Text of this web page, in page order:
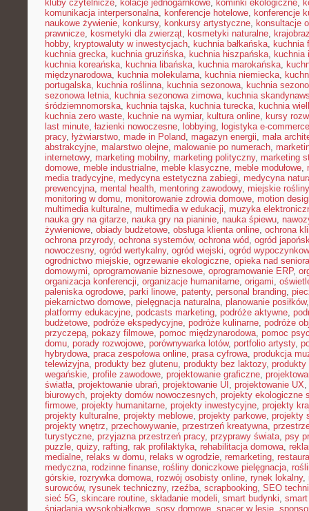
kluby czytelnicze, kolacje jednogarnkowe, kominki ekologiczne,
komunikacja interpersonalna, konferencje hotelowe, konferencje
naukowe żywienie, konkursy, konkursy artystyczne, konsultacje
prawnicze, kosmetyki dla zwierząt, kosmetyki naturalne,
hobby, kryptowaluty w inwestycjach, kuchnia bałkańska, kuchnia
kuchnia grecka, kuchnia gruzińska, kuchnia hiszpańska, kuchnia
kuchnia koreańska, kuchnia libańska, kuchnia marokańska,
międzynarodowa, kuchnia molekularna, kuchnia niemiecka,
portugalska, kuchnia roślinna, kuchnia sezonowa, kuchnia
sezonowa letnia, kuchnia sezonowa zimowa, kuchnia
śródziemnomorska, kuchnia tajska, kuchnia turecka, kuchnia
kuchnia zero waste, kuchnie na wymiar, kultura online, kursy
last minute, łazienki nowoczesne, lobbying, logistyka e-commerce
pracy, łyżwiarstwo, made in Poland, magazyn energii, mała
abstrakcyjne, malarstwo olejne, malowanie po numerach,
internetowy, marketing mobilny, marketing polityczny, marketing
domowe, meble industrialne, meble klasyczne, meble modułowe,
media tradycyjne, medycyna estetyczna zabiegi, medycyna
prewencyjna, mental health, mentoring zawodowy, miejskie rośliny
monitoring w domu, monitorowanie zdrowia domowe, motion
multimedia kulturalne, multimedia w edukacji, muzyka
nauka gry na gitarze, nauka gry na pianinie, nauka śpiewu,
żywieniowe, obiady budżetowe, obsługa klienta online, ochrona
ochrona przyrody, ochrona systemów, ochrona wód, ogród
nowoczesny, ogród wertykalny, ogród wiejski, ogród
ogrodnictwo miejskie, ogrzewanie ekologiczne, opieka nad
domowymi, oprogramowanie biznesowe, oprogramowanie ERP,
organizacja konferencji, organizacje humanitarne, origami,
paleniska ogrodowe, parki linowe, patenty, personal branding,
piekarnictwo domowe, pielęgnacja naturalna, planowanie posiłków
platformy edukacyjne, podcasts marketing, podróże aktywne,
budżetowe, podróże ekspedycyjne, podróże kulinarne, podróże
przyczepą, pokazy filmowe, pomoc międzynarodowa, pomoc
domu, porady rozwojowe, porównywarka lotów, portfolio artysty,
hybrydowa, praca zespołowa online, prasa cyfrowa, produkcja
telewizyjna, produkty bez glutenu, produkty bez laktozy, produkty
wegańskie, profile zawodowe, projektowanie graficzne,
światła, projektowanie ubrań, projektowanie UI , projektowanie UX,
biurowych, projekty domów nowoczesnych, projekty ekologiczne
firmowe, projekty humanitarne, projekty inwestycyjne, projekty
projekty kulturalne, projekty meblowe, projekty parkowe, projekty
projekty wnętrz, przechowywanie, przestrzeń kreatywna,
turystyczne, przyjazna przestrzeń pracy, przyprawy świata, psy
puzzle, quizy, rafting, rak profilaktyka, rehabilitacja domowa,
medialne, relaks w domu, relaks w ogrodzie, remarketing,
medyczna, rodzinne finanse, rośliny doniczkowe pielęgnacja,
górskie, rozrywka domowa, rozwój osobisty online, rynek lokalny,
surowców, rysunek techniczny, rzeźba, scrapbooking, SEO
sieć 5G, skincare routine, składanie modeli, smart budynki,
śniadania wysokobiałkowe, sosy domowe, spacer w lesie,